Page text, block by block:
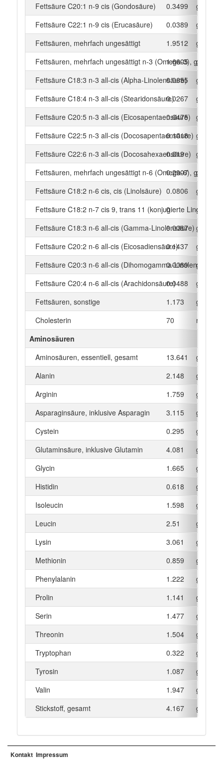
Fettsäure C20:1 n-9 cis (Gondosäure)
0.3499
g
Fettsäure C22:1 n-9 cis (Erucasäure)
0.0389
g
Fettsäuren, mehrfach ungesättigt
1.9512
g
Fettsäuren, mehrfach ungesättigt n-3 (Omega-3), gesamt
1.6605
g
Fettsäure C18:3 n-3 all-cis (Alpha-Linolensäure)
0.0655
g
Fettsäure C18:4 n-3 all-cis (Stearidonsäure)0.0267
g
Fettsäure C20:5 n-3 all-cis (Eicosapentaensäure)
0.6475
g
Fettsäure C22:5 n-3 all-cis (Docosapentaensäure)
0.1018
g
Fettsäure C22:6 n-3 all-cis (Docosahexaensäure)
0.819
g
Fettsäuren, mehrfach ungesättigt n-6 (Omega-6), gesamt
0.2907
g
Fettsäure C18:2 n-6 cis, cis (Linolsäure) 0.0806
g
Fettsäure C18:2 n-7 cis 9, trans 11 (konjugierte Linolsäure)
0
g
Fettsäure C18:3 n-6 all-cis (Gamma-Linolensäure)
0.0087
g
Fettsäure C20:2 n-6 all-cis (Eicosadiensäure)0.1437
g
Fettsäure C20:3 n-6 all-cis (Dihomogamma-Linolensäure)
0.0089
g
Fettsäure C20:4 n-6 all-cis (Arachidonsäure)0.0488
g
Fettsäuren, sonstige
1.173
g
Cholesterin
70
mg
Aminosäuren
Aminosäuren, essentiell, gesamt
13.641
g
Alanin
2.148
g
Arginin
1.759
g
Asparaginsäure, inklusive Asparagin
3.115
g
Cystein
0.295
g
Glutaminsäure, inklusive Glutamin
4.081
g
Glycin
1.665
g
Histidin
0.618
g
Isoleucin
1.598
g
Leucin
2.51
g
Lysin
3.061
g
Methionin
0.859
g
Phenylalanin
1.222
g
Prolin
1.141
g
Serin
1.477
g
Threonin
1.504
g
Tryptophan
0.322
g
Tyrosin
1.087
g
Valin
1.947
g
Stickstoff, gesamt
4.167 g
Kontakt Impressum